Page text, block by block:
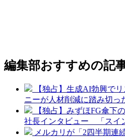
編集部おすすめの記
【独占】生成AI勃興で
ニーが人材削減に踏み切っ
【独占】みずほFG傘下
社長インタビュー 「スイ
メルカリが「2四半期連